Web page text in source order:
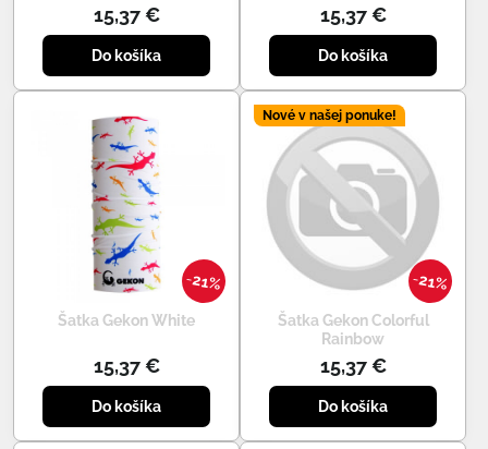
15,37 €
Do košíka
15,37 €
Do košíka
21%
Šatka Gekon White
15,37 €
Do košíka
21%
Nové v našej ponuke!
Šatka Gekon Colorful
Rainbow
15,37 €
Do košíka